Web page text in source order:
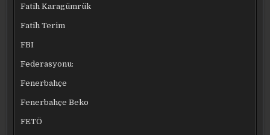
Fatih Karagümrük
Fatih Terim
FBI
Federasyonu:
Fenerbahçe
Fenerbahçe Beko
FETÖ